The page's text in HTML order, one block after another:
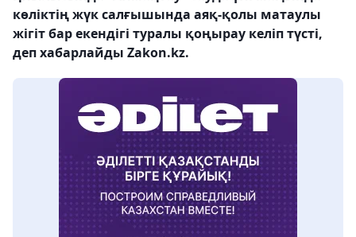
көліктің жүк салғышында аяқ-қолы матаулы
жігіт бар екендігі туралы қоңырау келіп түсті,
деп хабарлайды Zakon.kz.